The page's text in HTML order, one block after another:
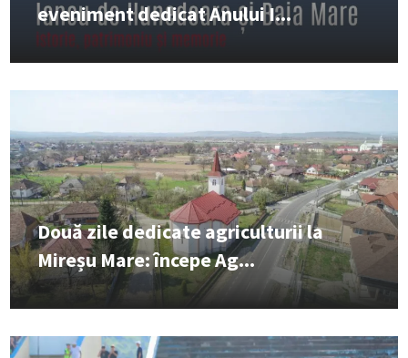
eveniment dedicat Anului I...
Două zile dedicate agriculturii la
Mireșu Mare: începe Ag...